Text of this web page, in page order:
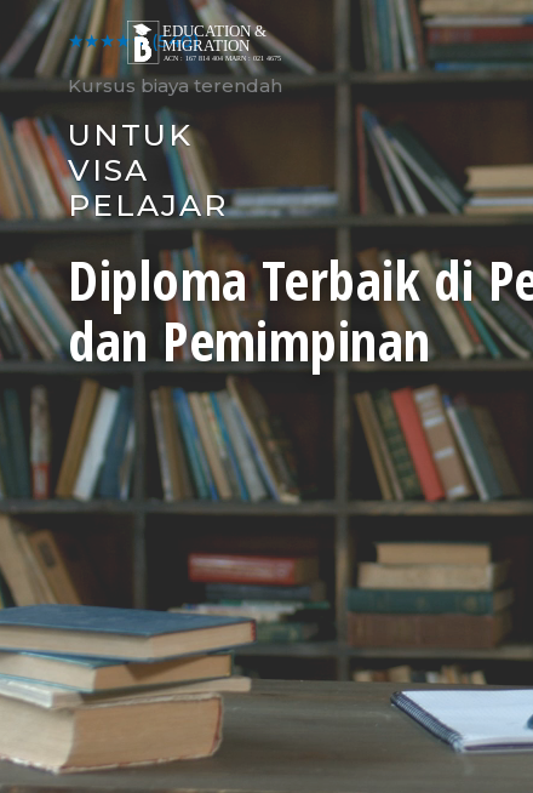
Skip
to
content
★★★★★ (540)
Kursus biaya terendah
UNTUK
VISA
PELAJAR
Diploma Terbaik di
dan Pemimpinan